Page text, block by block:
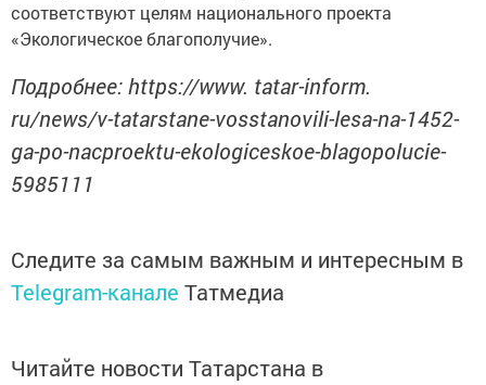
соответствуют целям национального проекта
«Экологическое благополучие».
Подробнее: https://www. tatar-inform.
ru/news/v-tatarstane-vosstanovili-lesa-na-1452-
ga-po-nacproektu-ekologiceskoe-blagopolucie-
5985111
Следите за самым важным и интересным в
Telegram-канале Татмедиа
Читайте новости Татарстана в